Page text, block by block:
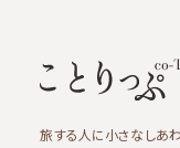
旅する人に小さなしあ